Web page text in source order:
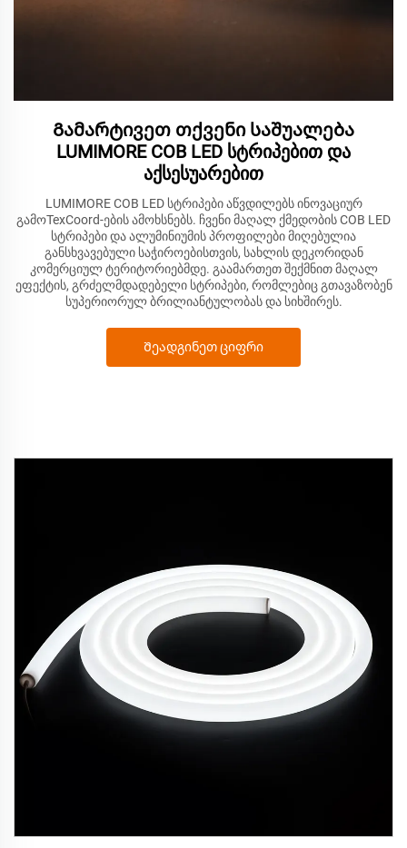
Გამარტივეთ თქვენი საშუალება
LUMIMORE COB LED სტრიპებით და
აქსესუარებით
LUMIMORE COB LED სტრიპები აწვდილებს ინოვაციურ
გამოTexCoord-ების ამოხსნებს. ჩვენი მაღალ ქმედობის COB LED
სტრიპები და ალუმინიუმის პროფილები მიღებულია
განსხვავებული საჭიროებისთვის, სახლის დეკორიდან
კომერციულ ტერიტორიებმდე. გაამართეთ შექმნით მაღალ
ეფექტის, გრძელმდადებელი სტრიპები, რომლებიც გთავაზობენ
სუპერიორულ ბრილიანტულობას და სიხშირეს.
Შეადგინეთ ციფრი